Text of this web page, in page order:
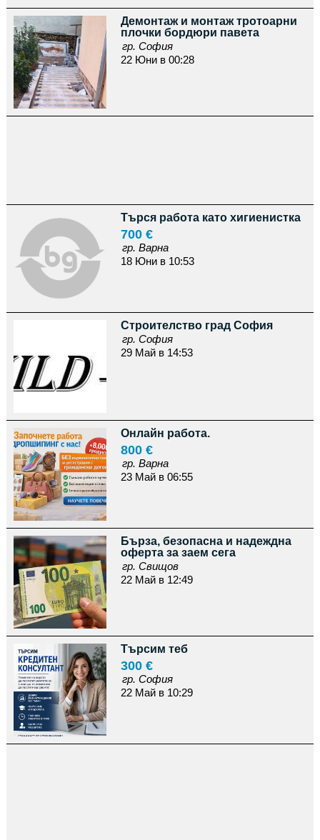
Демонтаж и монтаж тротоарни
плочки бордюри павета
гр. София
22 Юни в 00:28
Търся работа като хигиенистка
700 €
гр. Варна
18 Юни в 10:53
Строителство град София
гр. София
29 Май в 14:53
Онлайн работа.
800 €
гр. Варна
23 Май в 06:55
Бърза, безопасна и надеждна
оферта за заем сега
гр. Свищов
22 Май в 12:49
Търсим теб
300 €
гр. София
22 Май в 10:29